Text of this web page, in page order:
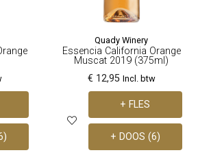
Quady Winery
Essencia California Orange
Muscat 2019 (375ml)
€ 12,95 Incl. btw
+ FLES
+ DOOS (6)